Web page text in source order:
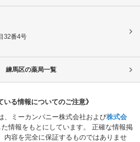
32番4号
練馬区の薬局一覧
いる情報についてのご注意》
、ミーカンパニー株式会社および株式会
情報をもとにしています。 正確な情報掲
内容を完全に保証するものではありませ